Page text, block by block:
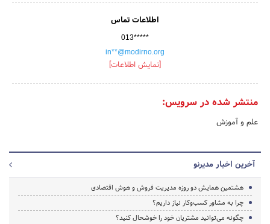
اطلاعات تماس
013*****
in**@modirno.org
[نمایش اطلاعات]
منتشر شده در سرویس:
علم و آموزش
آخرین اخبار مدیرنو
هشتمین همایش دو روزه مدیریت فروش و هوش اقتصادی
چرا به مشاور کسب‌وکار نیاز داریم؟
چگونه می‌توانید مشتریان خود را خوشحال کنید؟